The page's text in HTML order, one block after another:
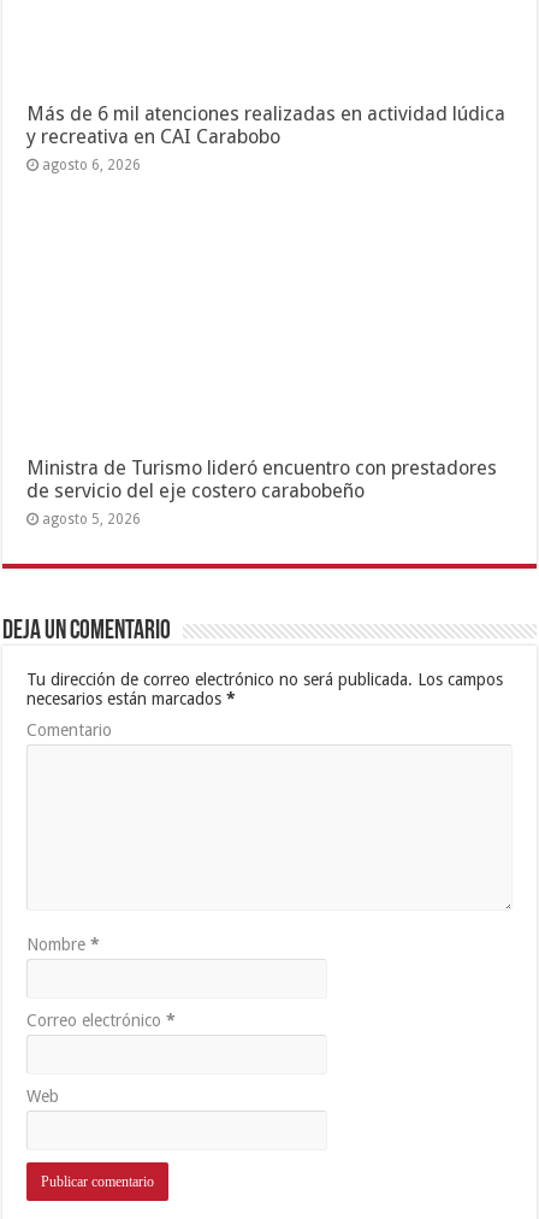
Más de 6 mil atenciones realizadas en actividad lúdica
y recreativa en CAI Carabobo
agosto 6, 2026
Ministra de Turismo lideró encuentro con prestadores
de servicio del eje costero carabobeño
agosto 5, 2026
Deja un comentario
Tu dirección de correo electrónico no será publicada. Los campos
necesarios están marcados*
Comentario
Nombre*
Correo electrónico*
Web